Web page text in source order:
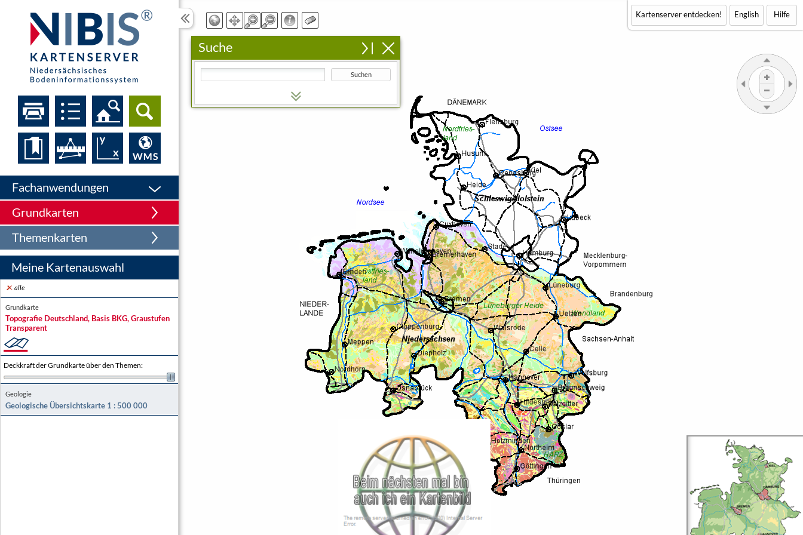
Fachanwendungen
Grundkarten
Themenkarten
Meine Kartenauswahl
alle
Grundkarte
Topografie Deutschland, Basis BKG, Graustufen
Transparent
Deckkraft der Grundkarte über den Themen:
Geologie
Geologische Übersichtskarte 1 : 500 000
Kartenserver entdecken! English Hilfe
Suche
Suchen